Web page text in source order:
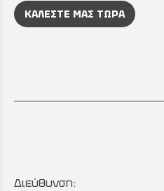
ΚΑΛΕΣΤΕ ΜΑΣ ΤΩΡΑ
Διεύθυνση: